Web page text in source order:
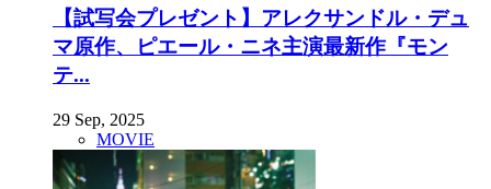
【試写会プレゼント】アレクサンドル・デュ
マ原作、ピエール・ニネ主演最新作『モン
テ...
29 Sep, 2025
MOVIE